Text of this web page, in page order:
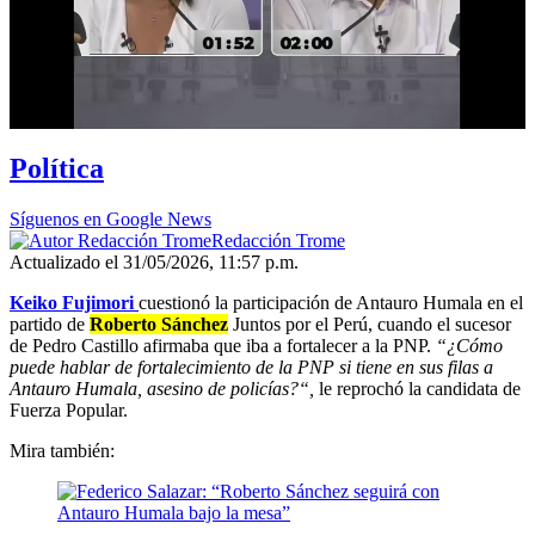
Política
Síguenos en Google News
Redacción Trome
Actualizado el 31/05/2026, 11:57 p.m.
Keiko Fujimori cuestionó la participación de Antauro Humala en el
partido de Roberto Sánchez Juntos por el Perú, cuando el sucesor
de Pedro Castillo afirmaba que iba a fortalecer a la PNP. “¿Cómo
puede hablar de fortalecimiento de la PNP si tiene en sus filas a
Antauro Humala, asesino de policías?“, le reprochó la candidata de
Fuerza Popular.
Mira también: